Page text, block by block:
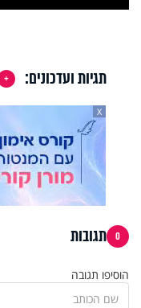
תגיות ועדכונים:
X
0 תגובות
הוסיפו תגובה